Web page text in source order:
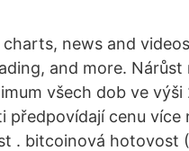
news and
and more. Nárůst
všech dob ve výši
cenu více
. bitcoinová hotovost